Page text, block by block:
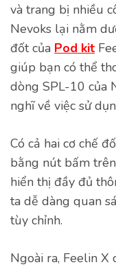
và trang bị nhiều
Nevoks lại nằm
đốt của Pod kit
giúp bạn có thể
dòng SPL-10 của
nghĩ về việc sử
Có cả hai cơ chế
bằng nút bấm
hiển thị đầy đủ
ta dễ dàng quan
tùy chỉnh.
Ngoài ra, Feelin X